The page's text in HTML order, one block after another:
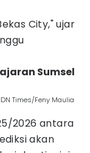
City," ujar
Sumsel
Times/Feny Maulia
2026 antara
akan